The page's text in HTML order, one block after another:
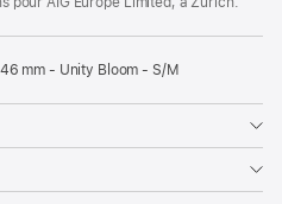
mm - Unity Bloom - S/M